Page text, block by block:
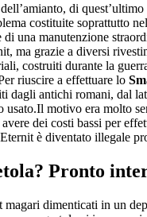
di
costituite soprattutto
di una manutenzione
ma grazie a diversi
costruiti durante la
riuscire a effettuare lo
dagli antichi romani, dal
usato.Il motivo era molto
dei costi bassi per
è diventato illegale
Pronto
dimenticati in un